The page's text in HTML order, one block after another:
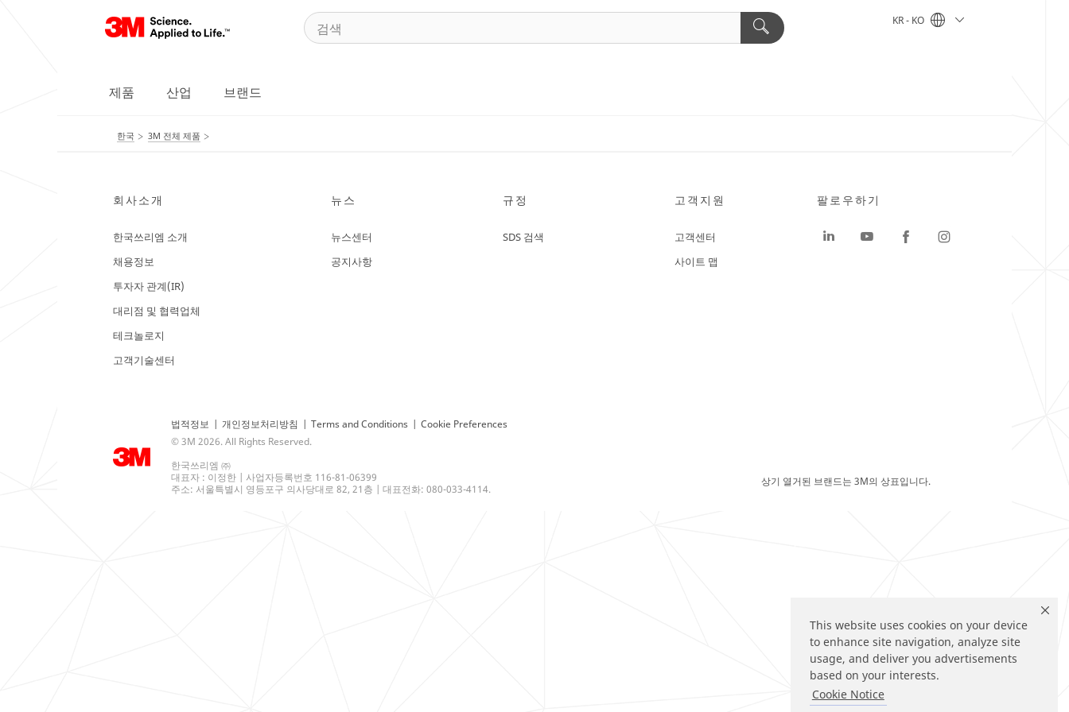
This website uses cookies on your device
to enhance site navigation, analyze site
usage, and deliver you advertisements
based on your interests.
Cookie Notice
KR - KO
제품 산업 브랜드
한국 3M 전체 제품
회사소개
한국쓰리엠 소개
채용정보
투자자 관계(IR)
대리점 및 협력업체
테크놀로지
고객기술센터
뉴스
뉴스센터
공지사항
규정
SDS 검색
고객지원
고객센터
사이트 맵
법적정보 | 개인정보처리방침 | Terms and Conditions | Cookie Preferences
© 3M 2026. All Rights Reserved.
한국쓰리엠 ㈜
대표자 : 이정한 | 사업자등록번호 116-81-06399
주소: 서울특별시 영등포구 의사당대로 82, 21층 | 대표전화: 080-033-4114.
팔로우하기
상기 열거된 브랜드는 3M의 상표입니다.